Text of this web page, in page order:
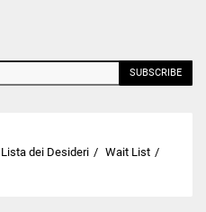
SUBSCRIBE
Lista dei Desideri
Wait List